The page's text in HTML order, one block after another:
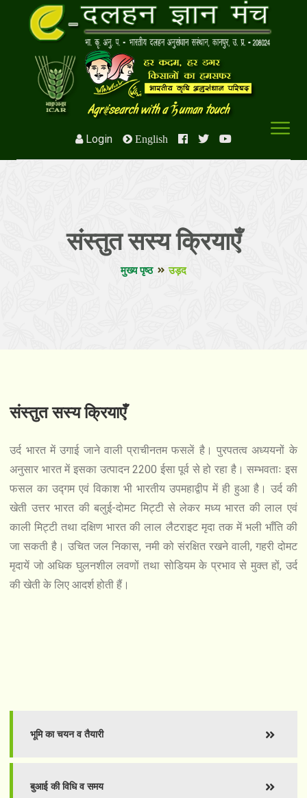
Login English
संस्तुत सस्य क्रियाएँ
मुख्य पृष्ठ उड़द
संस्तुत सस्य क्रियाएँ
उर्द भारत में उगाई जाने वाली प्राचीनतम फसलें है। पुरपतत्व अध्ययनों के
अनुसार भारत में इसका उत्पादन 2200 ईसा पूर्व से हो रहा है। सम्भवताः इस
फसल का उद्गम एवं विकाश भी भारतीय उपमहाद्वीप में ही हुआ है। उर्द की
खेती उत्तर भारत की बलुई-दोमट मिट्टी से लेकर मध्य भारत की लाल एवं
काली मिट्टी तथा दक्षिण भारत की लाल लैटराइट मृदा तक में भली भाँति की
जा सकती है। उचित जल निकास, नमी को संरक्षित रखने वाली, गहरी दोमट
मृदायें जो अधिक घुलनशील लवणों तथा सोडियम के प्रभाव से मुक्त हों, उर्द
की खेती के लिए आदर्श होती हैं।
भूमि का चयन व तैयारी
बुआई की विधि व समय